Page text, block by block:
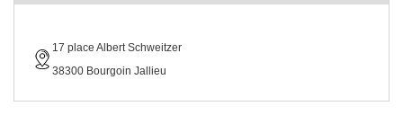
17 place Albert Schweitzer
38300 Bourgoin Jallieu